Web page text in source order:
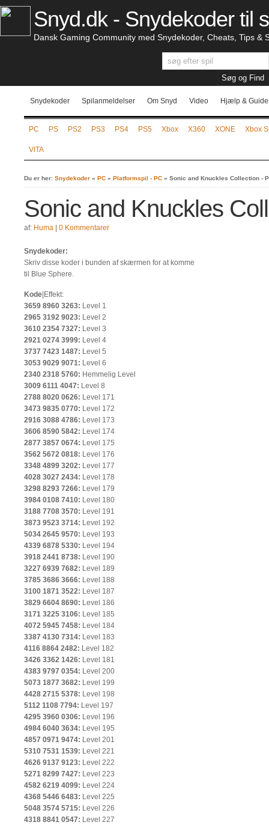
Snyd.dk - Snydekoder til
Dansk Gaming Community med Snydekoder, Cheats, Tips &
Snydekoder Spilanmeldelser Om Snyd Video Hjælp &
PC PS PS2 PS3 PS4 PS5 Xbox X360 XONE Xbox
VITA
Du er her: Snydekoder » PC » Platformspil - PC » Sonic and Knuckles Collection -
Sonic and Knuckles
af: Huma 0 Kommentarer
Snydekoder:
Skriv disse koder i bunden af skærmen for at komme
til Blue Sphere.
Kode |Effekt:
3659 8960 3263: Level 1
2965 3192 9023: Level 2
3610 2354 7327: Level 3
2921 0274 3999: Level 4
3737 7423 1487: Level 5
3053 9029 9071: Level 6
2340 2318 5760: Hemmelig Level
3009 6111 4047: Level 8
2788 8020 0626: Level 171
3473 9835 0770: Level 172
2916 3088 4786: Level 173
3606 8590 5842: Level 174
2877 3857 0674: Level 175
3562 5672 0818: Level 176
3348 4899 3202: Level 177
4028 3027 2434: Level 178
3298 8293 7266: Level 179
3984 0108 7410: Level 180
3188 7708 3570: Level 191
3873 9523 3714: Level 192
5034 2645 9570: Level 193
4339 6878 5330: Level 194
3918 2441 8738: Level 190
3227 6939 7682: Level 189
3785 3686 3666: Level 188
3100 1871 3522: Level 187
3829 6604 8690: Level 186
3171 3225 3106: Level 185
4072 5945 7458: Level 184
3387 4130 7314: Level 183
4116 8864 2482: Level 182
3426 3362 1426: Level 181
4383 9797 0354: Level 200
5073 1877 3682: Level 199
4428 2715 5378: Level 198
5112 1108 7794: Level 197
4295 3960 0306: Level 196
4984 6040 3634: Level 195
4857 0971 9474: Level 201
5310 7531 1539: Level 221
4626 9137 9123: Level 222
5271 8299 7427: Level 223
4582 6219 4099: Level 224
4368 5446 6483: Level 225
5048 3574 5715: Level 226
4318 8841 0547: Level 227